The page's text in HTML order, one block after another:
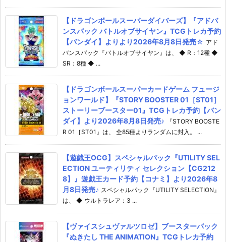
【ドラゴンボールスーパーダイバーズ】『アドバ
ンスパック バトルオブサイヤン』TCGトレカ予約
【バンダイ】よりより2026年8月8日発売☆ アド
バンスパック『バトルオブサイヤン』は、 ◆ R：12種 ◆
SR：8種 ◆ ...
【ドラゴンボールスーパーカードゲーム フュージ
ョンワールド】『STORY BOOSTER 01［ST01］
ストーリーブースター01』TCGトレカ予約【バン
ダイ】より2026年8月8日発売♪
『STORY BOOSTE
R 01［ST01』は、 全85種よりランダムに封入。 ...
【遊戯王OCG】スペシャルパック『UTILITY SEL
ECTION ユーティリティ セレクション【CG212
8】』遊戯王カード予約【コナミ】より2026年8
月8日発売♪ スペシャルパック『UTILITY SELECTION』
は、 ◆ ウルトラレア：3 ...
【ヴァイスシュヴァルツロゼ】ブースターパック
『ぬきたし THE ANIMATION』TCGトレカ予約